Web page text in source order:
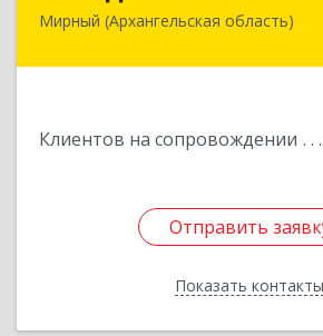
Мирный (Архангельская область)
Клиентов на сопровождении
Отправить
Показать контакты
164170,
Отправить
Назад